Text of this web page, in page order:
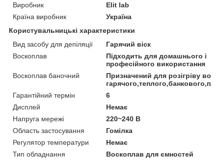
Виробник
Elit lab
Країна виробник
Україна
Користувальницькі характеристики
Вид засобу для депіляції
Гарячий віск
Воскоплав
Підходить для домашнього і
професійного використання
Воскоплав баночний
Призначений для розігріву
Гарантійний термін
6
Дисплей
Немає
Напруга мережі
220~240 В
Область застосування
Гомілка
Регулятор температури
Немає
Тип обладнання
Воскоплав для ємностей